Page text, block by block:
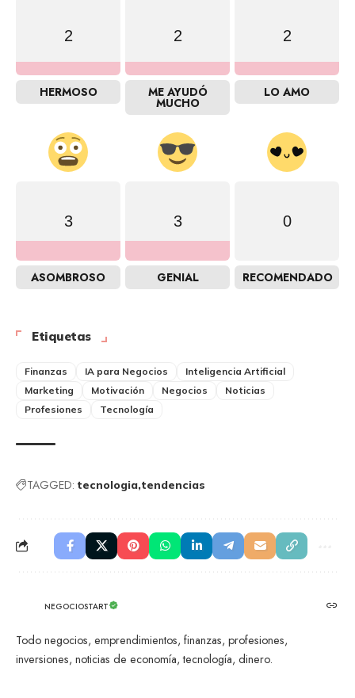
2
HERMOSO
2
ME AYUDÓ
MUCHO
2
LO AMO
3
ASOMBROSO
3
GENIAL
0
RECOMENDADO
Etiquetas
Finanzas IA para Negocios
Inteligencia Artificial
Marketing
Motivación Negocios
Noticias
Profesiones
Tecnología
TAGGED: tecnologia tendencias
NEGOCIOSTART
Todo negocios, emprendimientos, finanzas, profesiones,
inversiones, noticias de economía, tecnología, dinero.